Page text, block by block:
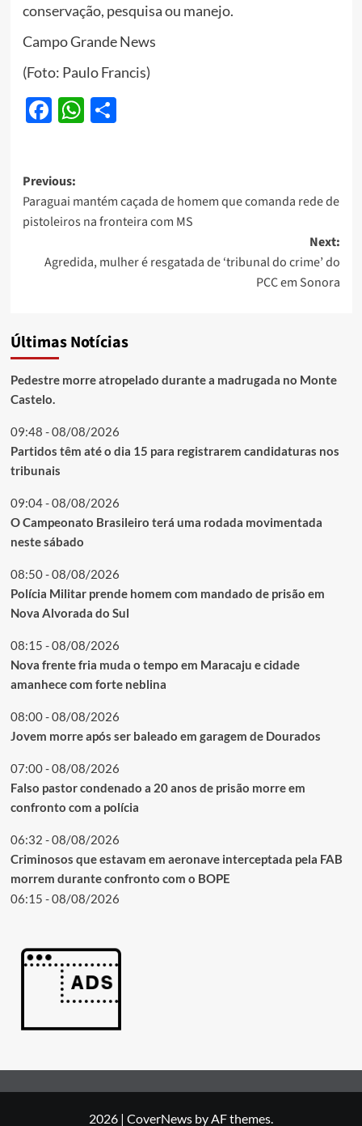
conservação, pesquisa ou manejo.
Campo Grande News
(Foto: Paulo Francis)
Facebook
WhatsApp
Share
Post
navigation
Previous:
Paraguai mantém caçada de homem que comanda rede de
pistoleiros na fronteira com MS
Next:
Agredida, mulher é resgatada de ‘tribunal do crime’ do
PCC em Sonora
Últimas Notícias
Pedestre morre atropelado durante a madrugada no Monte
Castelo.
09:48 - 08/08/2026
Partidos têm até o dia 15 para registrarem candidaturas nos
tribunais
09:04 - 08/08/2026
O Campeonato Brasileiro terá uma rodada movimentada
neste sábado
08:50 - 08/08/2026
Polícia Militar prende homem com mandado de prisão em
Nova Alvorada do Sul
08:15 - 08/08/2026
Nova frente fria muda o tempo em Maracaju e cidade
amanhece com forte neblina
08:00 - 08/08/2026
Jovem morre após ser baleado em garagem de Dourados
07:00 - 08/08/2026
Falso pastor condenado a 20 anos de prisão morre em
confronto com a polícia
06:32 - 08/08/2026
Criminosos que estavam em aeronave interceptada pela FAB
morrem durante confronto com o BOPE
06:15 - 08/08/2026
2026 | CoverNews by AF themes.